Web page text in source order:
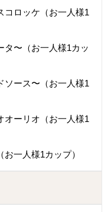
コロッケ（お一人様1
タ〜（お一人様1カッ
ソース〜（お一人様1
オーリオ（お一人様1
一人様1カップ）